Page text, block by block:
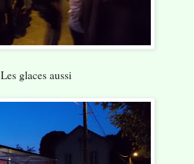
Les glaces aussi